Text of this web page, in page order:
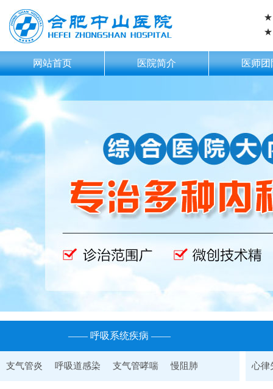
★
★
网站首页 医院简介 医师团
—— 呼吸系统疾病 ——
支气管炎 呼吸道感染 支气管哮喘 慢阻肺 心律